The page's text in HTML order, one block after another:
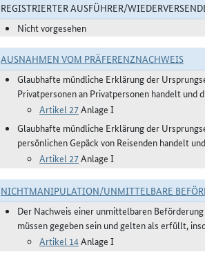
REGISTRIERTER AUSFÜHRER/
Nicht vorgesehen
AUSNAHMEN VOM PRÄFERENZNACHWEIS
Glaubhafte mündliche Erklärung der
Privatpersonen an Privatpersonen handelt
Artikel 27Anlage I
Glaubhafte mündliche Erklärung der
persönlichen Gepäck von Reisenden handelt
Artikel 27Anlage I
NICHTMANIPULATION/UNMITTELBARE
Der Nachweis einer unmittelbaren
müssen gegeben sein und gelten als erfüllt,
Artikel 14Anlage I